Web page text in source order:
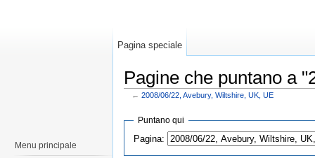
Pagine che puntano a
← 2008/06/22, Avebury, Wiltshire, UK, UE
Puntano qui
Pagina:
Pagina speciale
Menu principale